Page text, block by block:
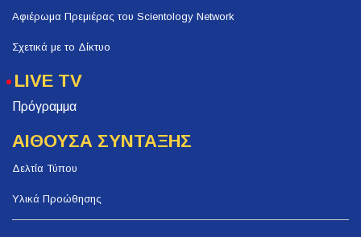
Αφιέρωμα Πρεμιέρας του Scientology Network
Σχετικά με το Δίκτυο
LIVE TV
Πρόγραμμα
ΑΙΘΟΥΣΑ ΣΥΝΤΑΞΗΣ
Δελτία Τύπου
Υλικά Προώθησης